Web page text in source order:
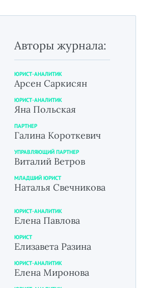
Авторы журнала:
ЮРИСТ-АНАЛИТИК
Арсен Саркисян
ЮРИСТ-АНАЛИТИК
Яна Польская
ПАРТНЕР
Галина Короткевич
УПРАВЛЯЮЩИЙ ПАРТНЕР
Виталий Ветров
МЛАДШИЙ ЮРИСТ
Наталья Свечникова
ЮРИСТ-АНАЛИТИК
Елена Павлова
ЮРИСТ
Елизавета Разина
ЮРИСТ-АНАЛИТИК
Елена Миронова